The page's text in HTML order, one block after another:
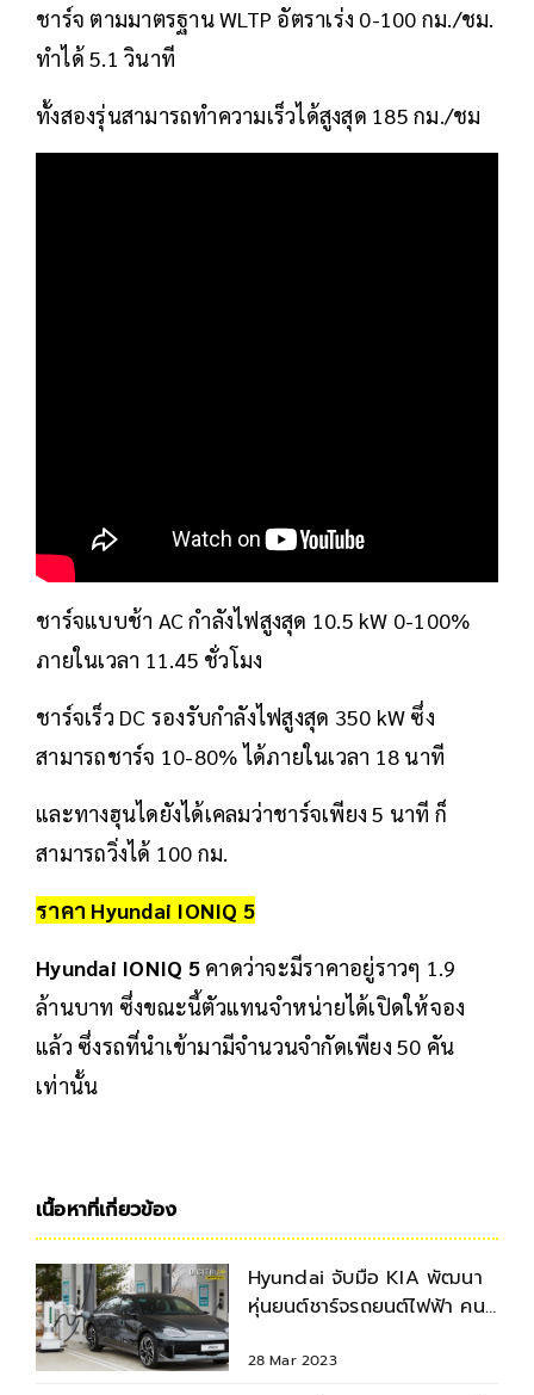
ชาร์จ ตามมาตรฐาน WLTP อัตราเร่ง 0-100 กม./ชม.
ทำได้ 5.1 วินาที
ทั้งสองรุ่นสามารถทำความเร็วได้สูงสุด 185 กม./ชม
ชาร์จแบบช้า AC กำลังไฟสูงสุด 10.5 kW 0-100%
ภายในเวลา 11.45 ชั่วโมง
ชาร์จเร็ว DC รองรับกำลังไฟสูงสุด 350 kW ซึ่ง
สามารถชาร์จ 10-80% ได้ภายในเวลา 18 นาที
และทางฮุนไดยังได้เคลมว่าชาร์จเพียง 5 นาที ก็
สามารถวิ่งได้ 100 กม.
ราคา Hyundai IONIQ 5
Hyundai IONIQ 5คาดว่าจะมีราคาอยู่ราวๆ 1.9
ล้านบาท ซึ่งขณะนี้ตัวแทนจำหน่ายได้เปิดให้จอง
แล้ว ซึ่งรถที่นำเข้ามามีจำนวนจำกัดเพียง 50 คัน
เท่านั้น
เนื้อหาที่เกี่ยวข้อง
Hyundai จับมือ KIA พัฒนา
หุ่นยนต์ชาร์จรถยนต์ไฟฟ้า คน
28 Mar 2023